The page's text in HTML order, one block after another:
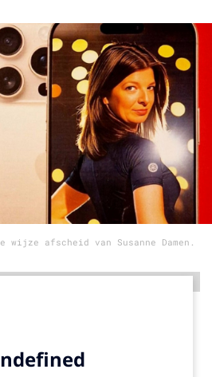
wijze afscheid van Susanne Damen.